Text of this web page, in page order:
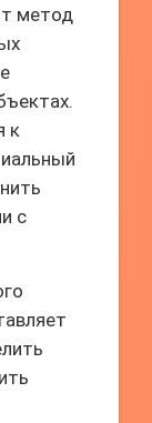
метод
к
с